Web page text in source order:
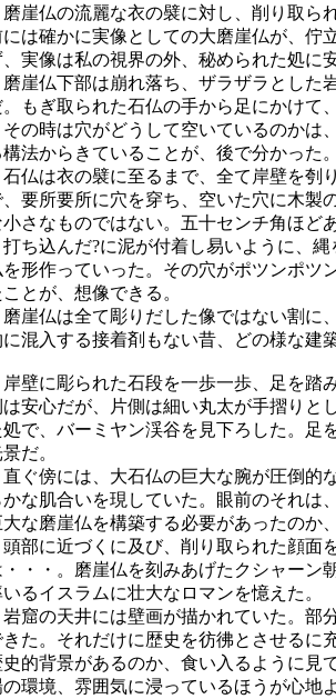
崖仏の流麗な衣の襞に対し、削り取ら
には確かに実像としての大磨崖仏が、佇
、実像は私の視界の外、秘められた処に
崖仏下部は崩れ落ち、ザラザラとした
。もぎ取られた石仏の手から足にかけて
の時は穴がどうして空いているのかは
構法からきていることが、後で分かった
仏は衣の襞に至るまで、全て岸壁を刳
、要所要所に穴を穿ち、空いた穴に木製
小さなものではない。五十センチ角ほど
ち込んだ?に泥が付着し易いように、
を形作っていった。その穴がポツンポツ
ことが、想像できる。
磨崖仏は全て彫りだした像ではない割に
に混入する接着剤もない昔、どの様な建
壁に彫られた石段を一歩一歩、足を踏
は安心だが、片側は細い丸太が手摺りと
処で、バーミヤン渓谷を見下ろした。足
だ。
ぐ傍には、大石仏の巨大な腕が圧倒的
かな肌合いを現していた。眼前のそれは
大な磨崖仏を構築する必要があったのか
部に近づくに及び、削り取られた顔面
・・・。磨崖仏を刻みあげたクシャーン
るイスラムに壮大なロマンを憶えた。
窟の天井には壁画が描かれていた。部
きた。それだけに歴史を彷彿とさせるに
史的背景があるのか、食い入るように見
の環境、雰囲気に浸っているほうが心地